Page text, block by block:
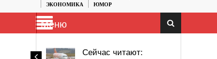
ЭКОНОМИКА
ЮМОР
Меню
Сейчас читают: